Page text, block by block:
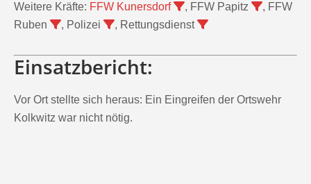
Weitere Kräfte: FFW Kunersdorf , FFW Papitz
, FFW
Ruben
, Polizei , Rettungsdienst
Einsatzbericht:
Vor Ort stellte sich heraus: Ein Eingreifen der Ortswehr
Kolkwitz war nicht nötig.